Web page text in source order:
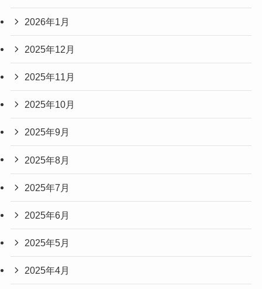
2026年1月
2025年12月
2025年11月
2025年10月
2025年9月
2025年8月
2025年7月
2025年6月
2025年5月
2025年4月